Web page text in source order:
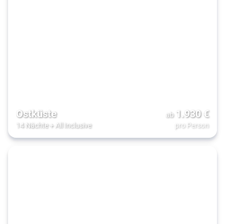
Ostküste
14 Nächte+ All Inclusive
ab 1.930€
pro Person